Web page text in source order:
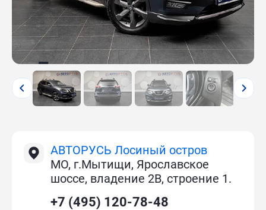
АВТОРУСЬ Лосиный остров
МО, г.Мытищи, Ярославское
шоссе, владение 2В, строение 1.
+7 (495) 120-78-48